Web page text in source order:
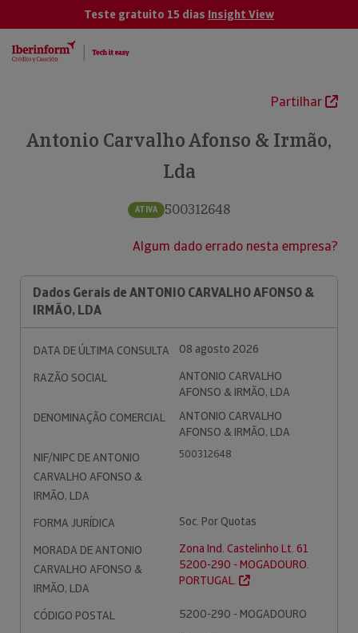
Teste gratuito 15 dias Insight View
Partilhar
Antonio Carvalho Afonso & Irmão,
Lda
ATIVA 500312648
Algum dado errado nesta empresa?
Dados Gerais de ANTONIO CARVALHO AFONSO &
IRMÃO, LDA
DATA DE ÚLTIMA CONSULTA
08 agosto 2026
RAZÃO SOCIAL
ANTONIO CARVALHO
AFONSO & IRMÃO, LDA
DENOMINAÇÃO COMERCIAL
ANTONIO CARVALHO
AFONSO & IRMÃO, LDA
NIF/NIPC DE ANTONIO
CARVALHO AFONSO &
IRMÃO, LDA
500312648
FORMA JURÍDICA
Soc. Por Quotas
MORADA DE ANTONIO
CARVALHO AFONSO &
IRMÃO, LDA
Zona Ind. Castelinho Lt. 61
5200-290 - MOGADOURO.
PORTUGAL.
CÓDIGO POSTAL
5200-290 - MOGADOURO